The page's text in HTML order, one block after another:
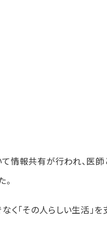
報共有が行われ、医師
「その人らしい生活」